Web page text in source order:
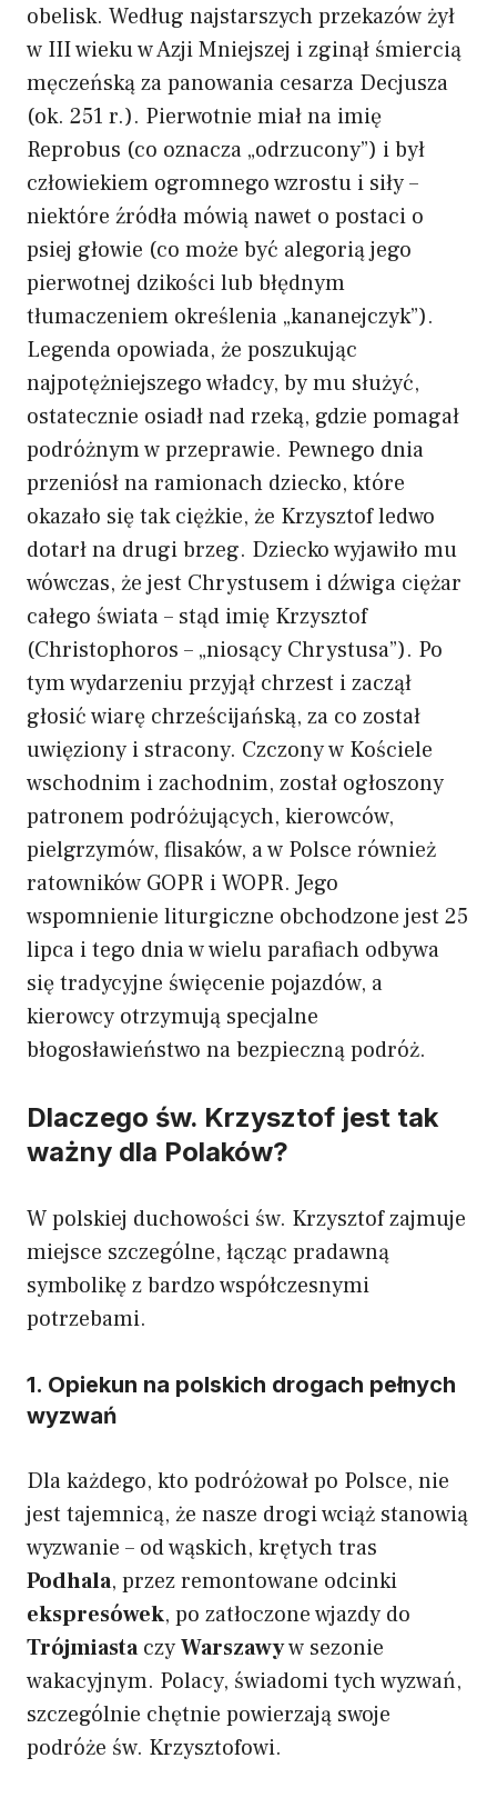
obelisk. Według najstarszych przekazów żył
w III wieku w Azji Mniejszej i zginął śmiercią
męczeńską za panowania cesarza Decjusza
(ok. 251 r.). Pierwotnie miał na imię
Reprobus (co oznacza „odrzucony”) i był
człowiekiem ogromnego wzrostu i siły –
niektóre źródła mówią nawet o postaci o
psiej głowie (co może być alegorią jego
pierwotnej dzikości lub błędnym
tłumaczeniem określenia „kananejczyk”).
Legenda opowiada, że poszukując
najpotężniejszego władcy, by mu służyć,
ostatecznie osiadł nad rzeką, gdzie pomagał
podróżnym w przeprawie. Pewnego dnia
przeniósł na ramionach dziecko, które
okazało się tak ciężkie, że Krzysztof ledwo
dotarł na drugi brzeg. Dziecko wyjawiło mu
wówczas, że jest Chrystusem i dźwiga ciężar
całego świata – stąd imię Krzysztof
(Christophoros – „niosący Chrystusa”). Po
tym wydarzeniu przyjął chrzest i zaczął
głosić wiarę chrześcijańską, za co został
uwięziony i stracony. Czczony w Kościele
wschodnim i zachodnim, został ogłoszony
patronem podróżujących, kierowców,
pielgrzymów, flisaków, a w Polsce również
ratowników GOPR i WOPR. Jego
wspomnienie liturgiczne obchodzone jest 25
lipca i tego dnia w wielu parafiach odbywa
się tradycyjne święcenie pojazdów, a
kierowcy otrzymują specjalne
błogosławieństwo na bezpieczną podróż.
Dlaczego św. Krzysztof jest tak
ważny dla Polaków?
W polskiej duchowości św. Krzysztof zajmuje
miejsce szczególne, łącząc pradawną
symbolikę z bardzo współczesnymi
potrzebami.
1. Opiekun na polskich drogach pełnych
wyzwań
Dla każdego, kto podróżował po Polsce, nie
jest tajemnicą, że nasze drogi wciąż stanowią
wyzwanie – od wąskich, krętych tras
Podhala, przez remontowane odcinki
ekspresówek, po zatłoczone wjazdy do
TrójmiastaczyWarszawyw sezonie
wakacyjnym. Polacy, świadomi tych wyzwań,
szczególnie chętnie powierzają swoje
podróże św. Krzysztofowi.